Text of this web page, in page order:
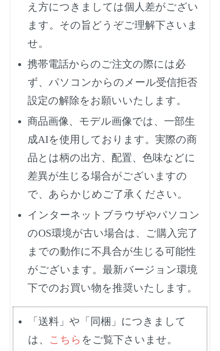
え方につきましては個人差がござい
ます。その旨どうぞご理解下さいま
せ。
携帯電話からのご注文の際には必
ず、 パソコンからのメール受信拒否
設定の解除をお願いいたします。
商品画像、モデル画像では、一部生
成AIを使用しております。実際の商
品とは柄の出方、配置、色味などに
差異が生じる場合がございますの
で、あらかじめご了承ください。
インターネットブラウザやパソコン
のOS環境が古い場合は、ご購入完了
までの動作に不具合が生じる可能性
がございます。最新バージョン環境
下でのお買い物を推奨いたします。
「送料」や「同梱」につきまして
は、 こちら をご覧下さいませ。